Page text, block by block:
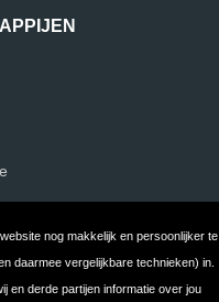
nog makkelijk en persoonlijker te
daarmee vergelijkbare technieken) in.
en derde partijen informatie over jou
Privacy
FAQ